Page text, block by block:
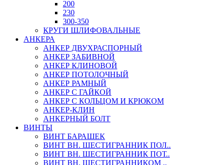
200
230
300-350
КРУГИ ШЛИФОВАЛЬНЫЕ
АНКЕРА
АНКЕР ДВУХРАСПОРНЫЙ
АНКЕР ЗАБИВНОЙ
АНКЕР КЛИНОВОЙ
АНКЕР ПОТОЛОЧНЫЙ
АНКЕР РАМНЫЙ
АНКЕР С ГАЙКОЙ
АНКЕР С КОЛЬЦОМ И КРЮКОМ
АНКЕР-КЛИН
АНКЕРНЫЙ БОЛТ
ВИНТЫ
ВИНТ БАРАШЕК
ВИНТ ВН. ШЕСТИГРАННИК ПОЛ..
ВИНТ ВН. ШЕСТИГРАННИК ПОТ..
ВИНТ ВН. ШЕСТИГРАННИКОМ ..